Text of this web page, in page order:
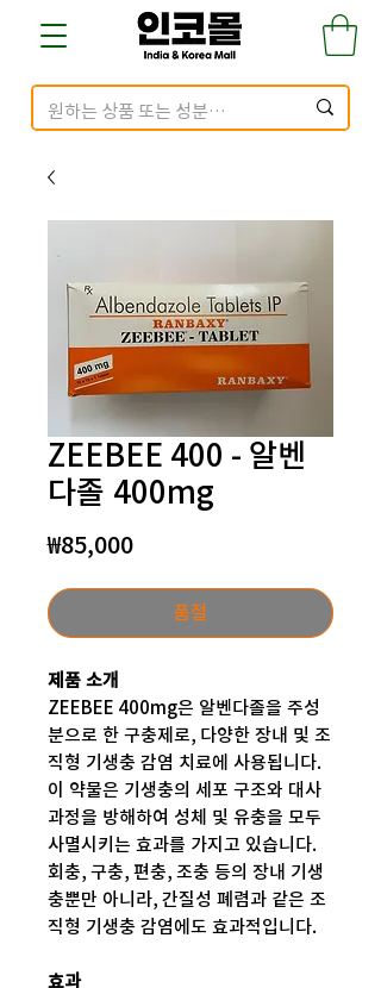
ZEEBEE 400 - 알벤
다졸 400mg
₩85,000가
품절
제품 소개
ZEEBEE 400mg은 알벤다졸을 주성
분으로 한 구충제로, 다양한 장내 및 조
직형 기생충 감염 치료에 사용됩니다.
이 약물은 기생충의 세포 구조와 대사
과정을 방해하여 성체 및 유충을 모두
사멸시키는 효과를 가지고 있습니다.
회충, 구충, 편충, 조충 등의 장내 기생
충뿐만 아니라, 간질성 폐렴과 같은 조
직형 기생충 감염에도 효과적입니다.
효과